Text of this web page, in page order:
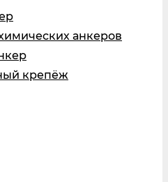
анкеров
крепёж